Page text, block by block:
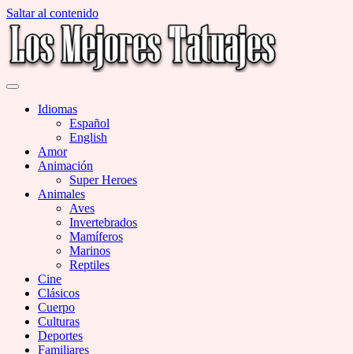
Saltar al contenido
Miles de Imágenes de Tatuajes en Galerías
Idiomas
Español
English
Amor
Animación
Super Heroes
Animales
Aves
Invertebrados
Mamíferos
Marinos
Reptiles
Cine
Clásicos
Cuerpo
Culturas
Deportes
Familiares